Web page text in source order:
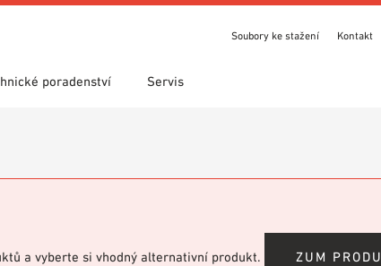
Soubory ke stažení Kontakt
poradenství Servis
a vyberte si vhodný alternativní produkt. ZUM